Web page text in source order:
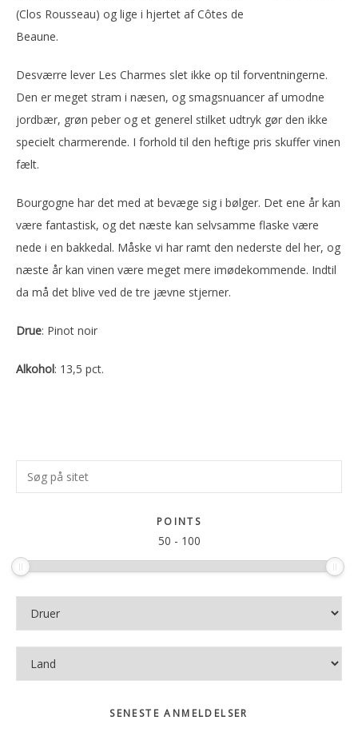
(Clos Rousseau) og lige i hjertet af Côtes de
Beaune.
Desværre lever Les Charmes slet ikke op til forventningerne.
Den er meget stram i næsen, og smagsnuancer af umodne
jordbær, grøn peber og et generel stilket udtryk gør den ikke
specielt charmerende. I forhold til den heftige pris skuffer vinen
fælt.
Bourgogne har det med at bevæge sig i bølger. Det ene år kan
være fantastisk, og det næste kan selvsamme flaske være
nede i en bakkedal. Måske vi har ramt den nederste del her, og
næste år kan vinen være meget mere imødekommende. Indtil
da må det blive ved de tre jævne stjerner.
Drue: Pinot noir
Alkohol: 13,5 pct.
Primær
Sidebar
Søg
på
POINTS
50 - 100
SENESTE ANMELDELSER